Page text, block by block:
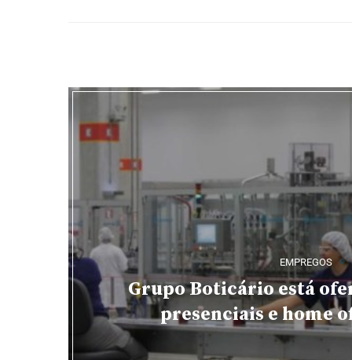
EMPREGOS
Grupo Boticário está
presenciais e home